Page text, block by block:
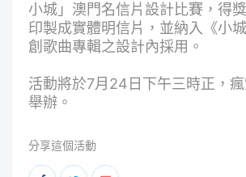
小城」澳門名信片設計比賽，得
印製成實體明信片，並納入《小
創歌曲專輯之設計內採用。
活動將於7月24日下午三時正，
舉辦。
分享這個活動